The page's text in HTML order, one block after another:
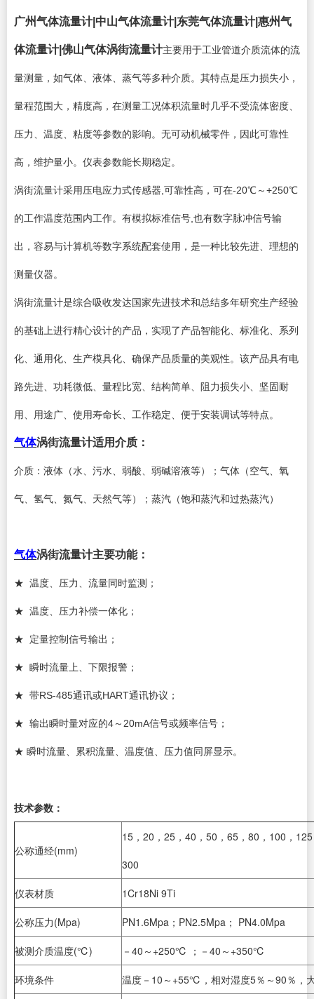
广州气体流量计|中山气体流量计|东莞气体流量计|惠州气
体流量计|佛山气体涡街流量计主要用于工业管道介质流体的流
量测量，如气体、液体、蒸气等多种介质。其特点是压力损失小，
量程范围大，精度高，在测量工况体积流量时几乎不受流体密度、
压力、温度、粘度等参数的影响。无可动机械零件，因此可靠性
高，维护量小。仪表参数能长期稳定。
涡街流量计采用压电应力式传感器,可靠性高，可在-20℃～+250℃
的工作温度范围内工作。有模拟标准信号,也有数字脉冲信号输
出，容易与计算机等数字系统配套使用，是一种比较先进、理想的
测量仪器。
涡街流量计是综合吸收发达国家先进技术和总结多年研究生产经验
的基础上进行精心设计的产品，实现了产品智能化、标准化、系列
化、通用化、生产模具化、确保产品质量的美观性。该产品具有电
路先进、功耗微低、量程比宽、结构简单、阻力损失小、坚固耐
用、用途广、使用寿命长、工作稳定、便于安装调试等特点。
气体涡街流量计适用介质：
介质：液体（水、污水、弱酸、弱碱溶液等）；气体（空气、氧
气、氢气、氮气、天然气等）；蒸汽（饱和蒸汽和过热蒸汽）
气体涡街流量计主要功能：
★ 温度、压力、流量同时监测；
★ 温度、压力补偿一体化；
★ 定量控制信号输出；
★ 瞬时流量上、下限报警；
★ 带RS-485通讯或HART通讯协议；
★ 输出瞬时量对应的4～20mA信号或频率信号；
★ 瞬时流量、累积流量、温度值、压力值同屏显示。
技术参数：
公称通经(mm)
15，20，25，40，50，65，80，100，
300
仪表材质 1Cr18Ni 9Ti
公称压力(Mpa) PN1.6Mpa；PN2.5Mpa； PN4.0Mpa
被测介质温度(℃) －40～+250℃ ；－40～+350℃
环境条件 温度－10～+55℃，相对湿度5％～90％，